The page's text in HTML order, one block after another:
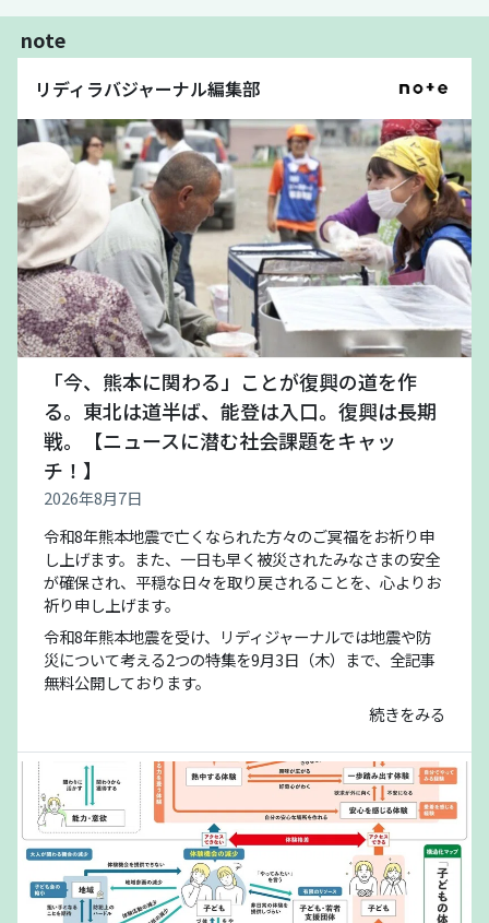
note
リディラバジャーナル編集部
「今、熊本に関わる」ことが復興の道を作
る。東北は道半ば、能登は入口。復興は長期
戦。【ニュースに潜む社会課題をキャッ
チ！】
2026年8月7日
令和8年熊本地震で亡くなられた方々のご冥福をお祈り申
し上げます。また、一日も早く被災されたみなさまの安全
が確保され、平穏な日々を取り戻されることを、心よりお
祈り申し上げます。
令和8年熊本地震を受け、リディジャーナルでは地震や防
災について考える2つの特集を9月3日（木）まで、全記事
無料公開しております。
続きをみる